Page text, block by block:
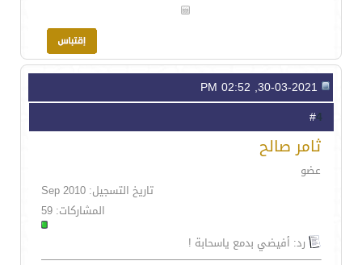
4
ثامر صالح
عضو
تاريخ التسجيل: Sep 2010
المشاركات: 59
رد: أفيضي بدمع ياسحابة !